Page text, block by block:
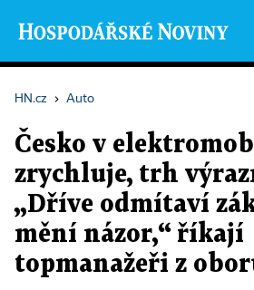
HN.cz › Auto
Česko v
zrychluje, trh
„Dříve odmítaví
mění názor,“ říkají
topmanažeři z